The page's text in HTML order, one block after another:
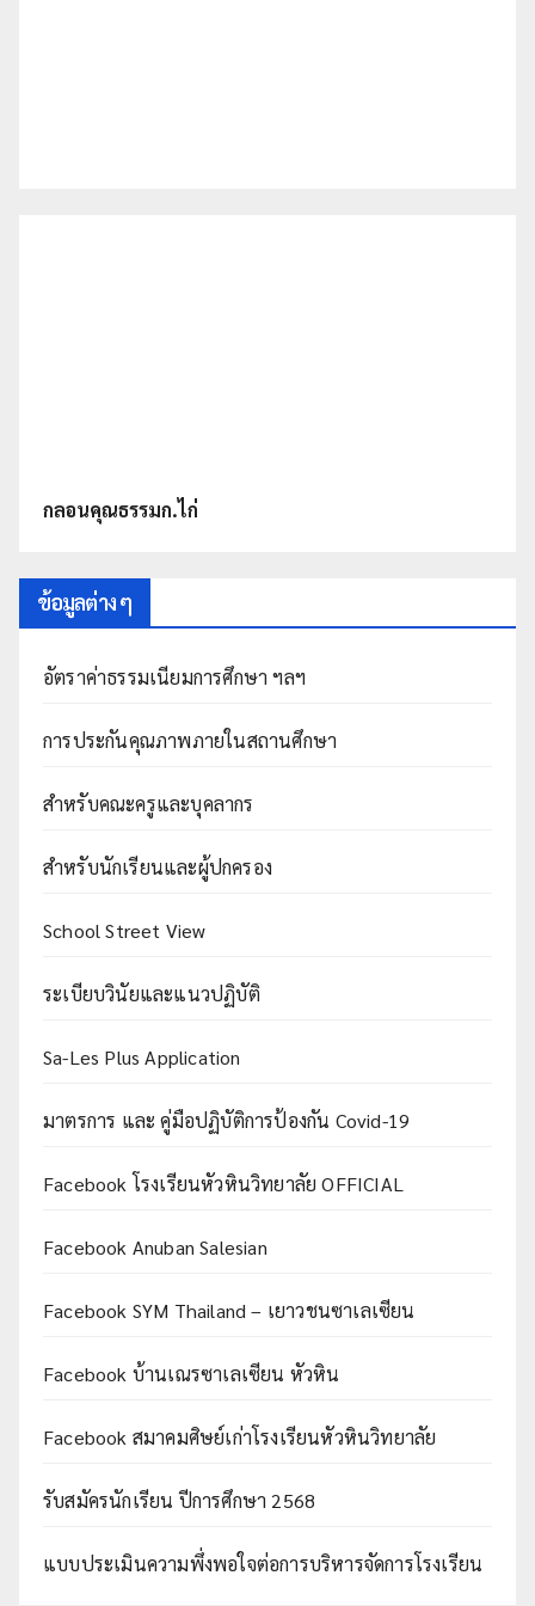
กลอนคุณธรรมก.ไก่
ข้อมูลต่าง ๆ
อัตราค่าธรรมเนียมการศึกษา ฯลฯ
การประกันคุณภาพภายในสถานศึกษา
สำหรับคณะครูและบุคลากร
สำหรับนักเรียนและผู้ปกครอง
School Street View
ระเบียบวินัยและแนวปฏิบัติ
Sa-Les Plus Application
มาตรการ และ คู่มือปฏิบัติการป้องกัน Covid-19
Facebook โรงเรียนหัวหินวิทยาลัย OFFICIAL
Facebook Anuban Salesian
Facebook SYM Thailand – เยาวชนซาเลเซียน
Facebook บ้านเณรซาเลเซียน หัวหิน
Facebook สมาคมศิษย์เก่าโรงเรียนหัวหินวิทยาลัย
รับสมัครนักเรียน ปีการศึกษา 2568
แบบประเมินความพึ่งพอใจต่อการบริหารจัดการโรงเรียน